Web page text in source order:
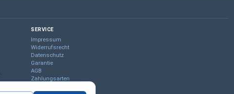
SERVICE
Impressum
Widerrufsrecht
Datenschutz
Garantie
AGB
Zahlungsarten